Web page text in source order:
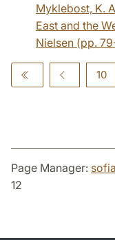
Myklebost, K.
East and the
Nielsen (pp.
10
Page Manager:
12